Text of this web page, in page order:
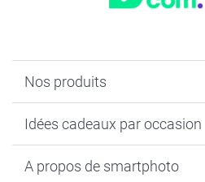
Nos produits
Cadeaux photo
Tirage photo & agrandissement
Idées cadeaux par occasion
Anniversaire
A propos de smartphoto